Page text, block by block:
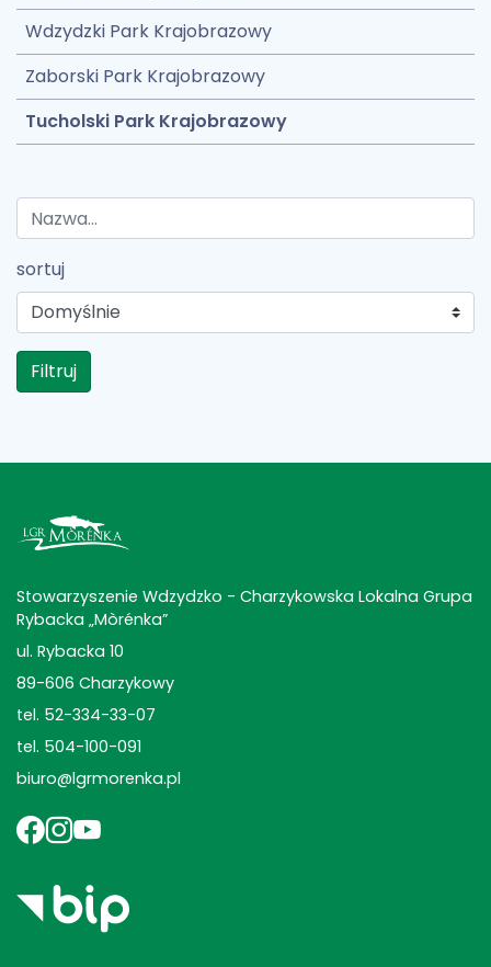
Wdzydzki Park Krajobrazowy
Zaborski Park Krajobrazowy
Tucholski Park Krajobrazowy
sortuj
Filtruj
Stowarzyszenie Wdzydzko - Charzykowska Lokalna Grupa
Rybacka „Mòrénka”
ul. Rybacka 10
89-606 Charzykowy
tel. 52-334-33-07
tel. 504-100-091
biuro@lgrmorenka.pl